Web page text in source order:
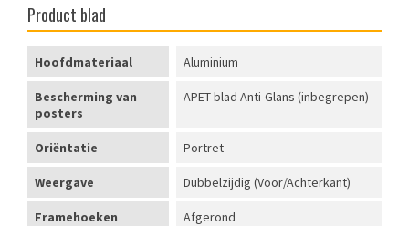
Product blad
Hoofdmateriaal Aluminium
Bescherming van
posters
APET-blad Anti-Glans (inbegrepen)
Oriëntatie Portret
Weergave Dubbelzijdig (Voor/Achterkant)
Framehoeken Afgerond